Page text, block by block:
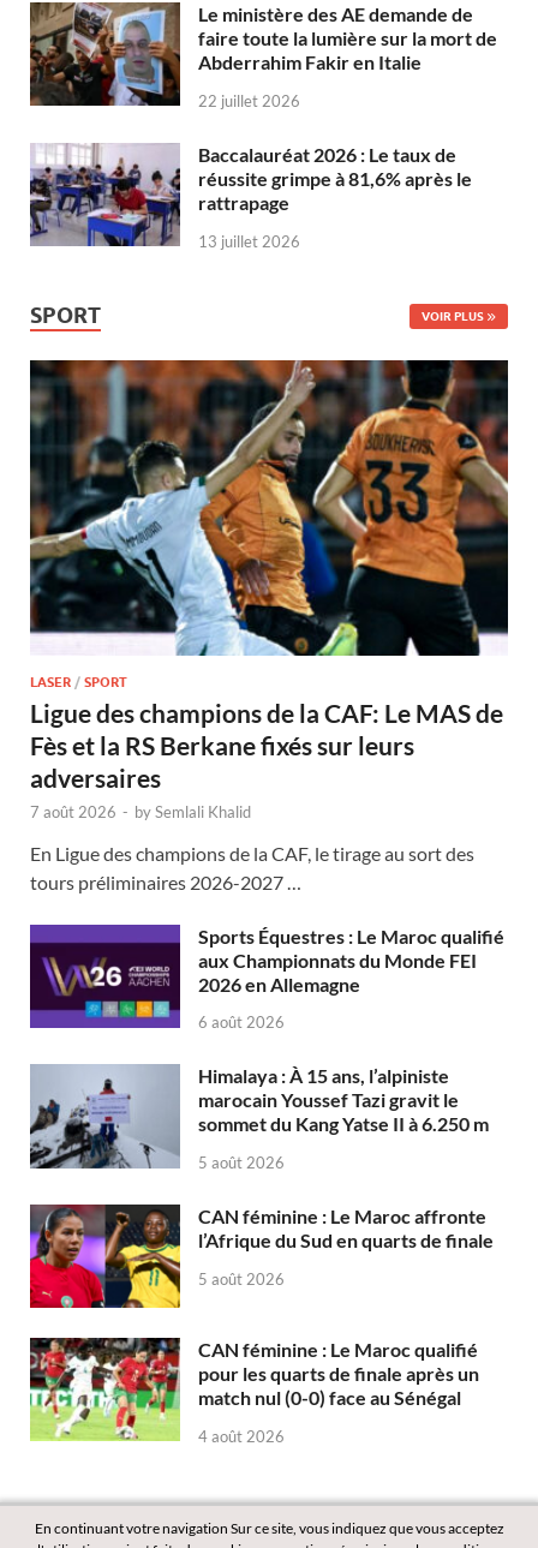
Le ministère des AE demande de
faire toute la lumière sur la mort de
Abderrahim Fakir en Italie
22 juillet 2026
Baccalauréat 2026 : Le taux de
réussite grimpe à 81,6% après le
rattrapage
13 juillet 2026
SPORT VOIR PLUS
LASER / SPORT
Ligue des champions de la CAF: Le MAS de
Fès et la RS Berkane fixés sur leurs
adversaires
7 août 2026 - bySemlali Khalid
En Ligue des champions de la CAF, le tirage au sort des
tours préliminaires 2026-2027 …
Sports Équestres : Le Maroc qualifié
aux Championnats du Monde FEI
2026 en Allemagne
6 août 2026
Himalaya : À 15 ans, l’alpiniste
marocain Youssef Tazi gravit le
sommet du Kang Yatse II à 6.250 m
5 août 2026
CAN féminine : Le Maroc affronte
l’Afrique du Sud en quarts de finale
5 août 2026
CAN féminine : Le Maroc qualifié
pour les quarts de finale après un
match nul (0-0) face au Sénégal
4 août 2026
En continuant votre navigation Sur ce site, vous indiquez que vous acceptez